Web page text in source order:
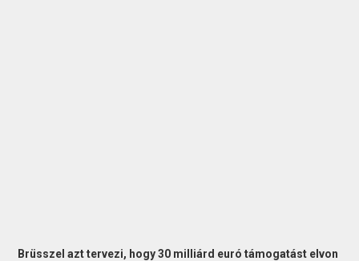
Brüsszel azt tervezi, hogy 30 milliárd euró támogatást elvon